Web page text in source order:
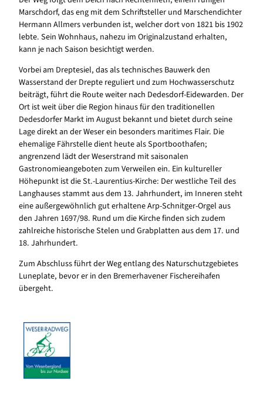
Marschdorf, das eng mit dem Schriftsteller und Marschendichter
Hermann Allmers verbunden ist, welcher dort von 1821 bis 1902
lebte. Sein Wohnhaus, nahezu im Originalzustand erhalten,
kann je nach Saison besichtigt werden.
Vorbei am Dreptesiel, das als technisches Bauwerk den
Wasserstand der Drepte reguliert und zum Hochwasserschutz
beiträgt, führt die Route weiter nach Dedesdorf-Eidewarden. Der
Ort ist weit über die Region hinaus für den traditionellen
Dedesdorfer Markt im August bekannt und bietet durch seine
Lage direkt an der Weser ein besonders maritimes Flair. Die
ehemalige Fährstelle dient heute als Sportboothafen;
angrenzend lädt der Weserstrand mit saisonalen
Gastronomieangeboten zum Verweilen ein. Ein kultureller
Höhepunkt ist die St.-Laurentius-Kirche: Der westliche Teil des
Langhauses stammt aus dem 13. Jahrhundert, im Inneren steht
eine außergewöhnlich gut erhaltene Arp-Schnitger-Orgel aus
den Jahren 1697/98. Rund um die Kirche finden sich zudem
zahlreiche historische Stelen und Grabplatten aus dem 17. und
18. Jahrhundert.
Zum Abschluss führt der Weg entlang des Naturschutzgebietes
Luneplate, bevor er in den Bremerhavener Fischereihafen
übergeht.